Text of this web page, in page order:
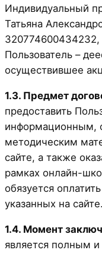
Индивидуальный
Татьяна
Пользователь –
осуществившее
1.3. Предмет
предоставить
информационным,
методическим
сайте, а также
рамках онлайн-
обязуется
указанных на сайте.
1.4. Момент
является полным